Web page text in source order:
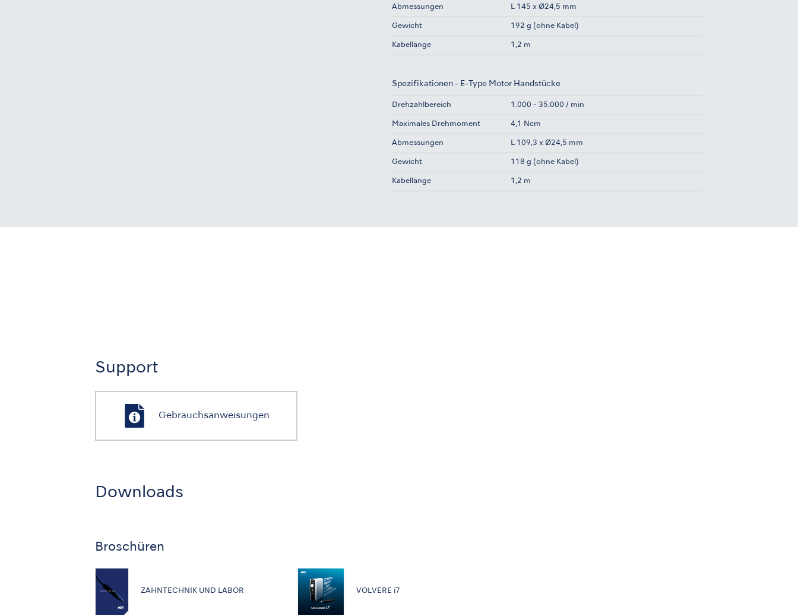
Abmessungen L 145 x Ø24,5 mm
Gewicht 192 g (ohne Kabel)
Kabellänge 1,2 m
Spezifikationen - E-Type Motor Handstücke
Drehzahlbereich 1.000 - 35.000 / min
Maximales Drehmoment 4,1 Ncm
Abmessungen L 109,3 x Ø24,5 mm
Gewicht 118 g (ohne Kabel)
Kabellänge 1,2 m
Support
Gebrauchsanweisungen
Downloads
Broschüren
ZAHNTECHNIK UND LABOR VOLVERE i7